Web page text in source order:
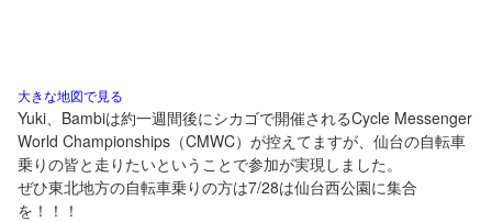
大きな地図で見る
Yuki、Bambiは約一週間後にシカゴで開催されるCycle Messenger
World Championships（CMWC）が控えてますが、仙台の自転車
乗りの皆と走りたいということで参加が実現しました。
ぜひ東北地方の自転車乗りの方は7/28は仙台西公園に集合
を！！！